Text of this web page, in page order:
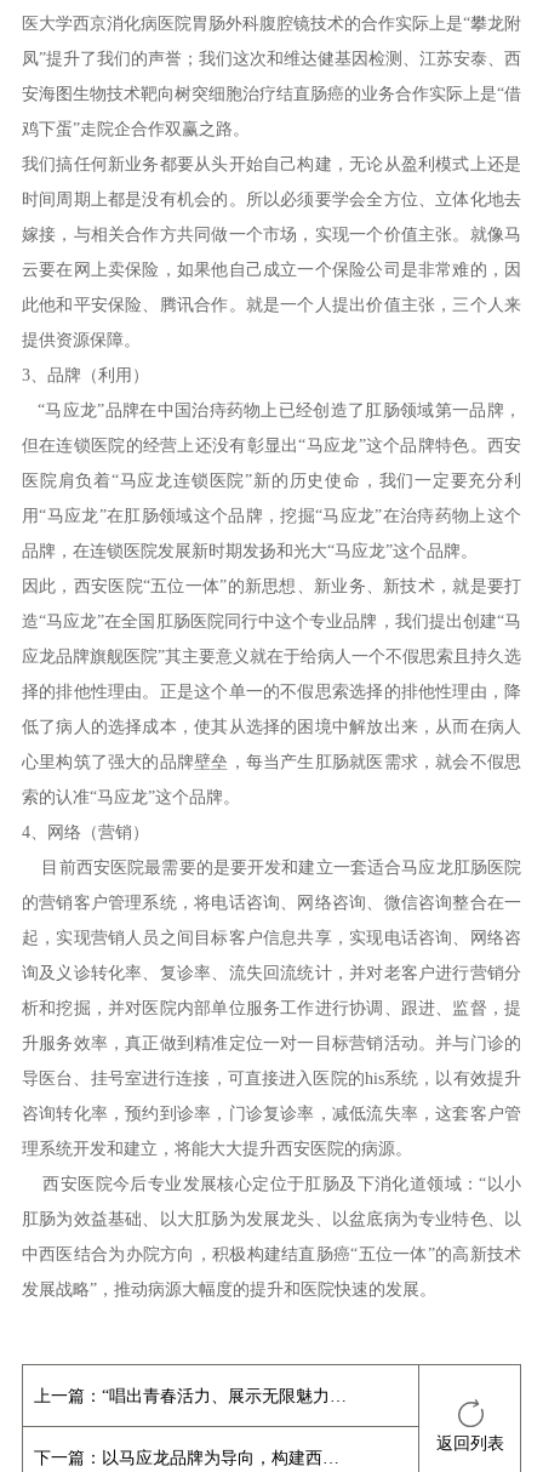
医大学西京消化病医院胃肠外科腹腔镜技术的合作实际上是“攀龙附
凤”提升了我们的声誉；我们这次和维达健基因检测、江苏安泰、西
安海图生物技术靶向树突细胞治疗结直肠癌的业务合作实际上是“借
鸡下蛋”走院企合作双赢之路。
我们搞任何新业务都要从头开始自己构建，无论从盈利模式上还是
时间周期上都是没有机会的。所以必须要学会全方位、立体化地去
嫁接，与相关合作方共同做一个市场，实现一个价值主张。就像马
云要在网上卖保险，如果他自己成立一个保险公司是非常难的，因
此他和平安保险、腾讯合作。就是一个人提出价值主张，三个人来
提供资源保障。
3、品牌（利用）
“马应龙”品牌在中国治痔药物上已经创造了肛肠领域第一品牌，
但在连锁医院的经营上还没有彰显出“马应龙”这个品牌特色。西安
医院肩负着“马应龙连锁医院”新的历史使命，我们一定要充分利
用“马应龙”在肛肠领域这个品牌，挖掘“马应龙”在治痔药物上这个
品牌，在连锁医院发展新时期发扬和光大“马应龙”这个品牌。
因此，西安医院“五位一体”的新思想、新业务、新技术，就是要打
造“马应龙”在全国肛肠医院同行中这个专业品牌，我们提出创建“马
应龙品牌旗舰医院”其主要意义就在于给病人一个不假思索且持久选
择的排他性理由。正是这个单一的不假思索选择的排他性理由，降
低了病人的选择成本，使其从选择的困境中解放出来，从而在病人
心里构筑了强大的品牌壁垒，每当产生肛肠就医需求，就会不假思
索的认准“马应龙”这个品牌。
4、网络（营销）
目前西安医院最需要的是要开发和建立一套适合马应龙肛肠医院
的营销客户管理系统，将电话咨询、网络咨询、微信咨询整合在一
起，实现营销人员之间目标客户信息共享，实现电话咨询、网络咨
询及义诊转化率、复诊率、流失回流统计，并对老客户进行营销分
析和挖掘，并对医院内部单位服务工作进行协调、跟进、监督，提
升服务效率，真正做到精准定位一对一目标营销活动。并与门诊的
导医台、挂号室进行连接，可直接进入医院的his系统，以有效提升
咨询转化率，预约到诊率，门诊复诊率，减低流失率，这套客户管
理系统开发和建立，将能大大提升西安医院的病源。
西安医院今后专业发展核心定位于肛肠及下消化道领域：“以小
肛肠为效益基础、以大肛肠为发展龙头、以盆底病为专业特色、以
中西医结合为办院方向，积极构建结直肠癌“五位一体”的高新技术
发展战略”，推动病源大幅度的提升和医院快速的发展。
上一篇：
下一篇：
返回列表